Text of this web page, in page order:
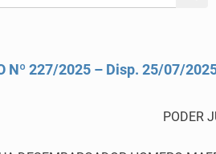
Nº 227/2025 – Disp. 25/07/
PODER